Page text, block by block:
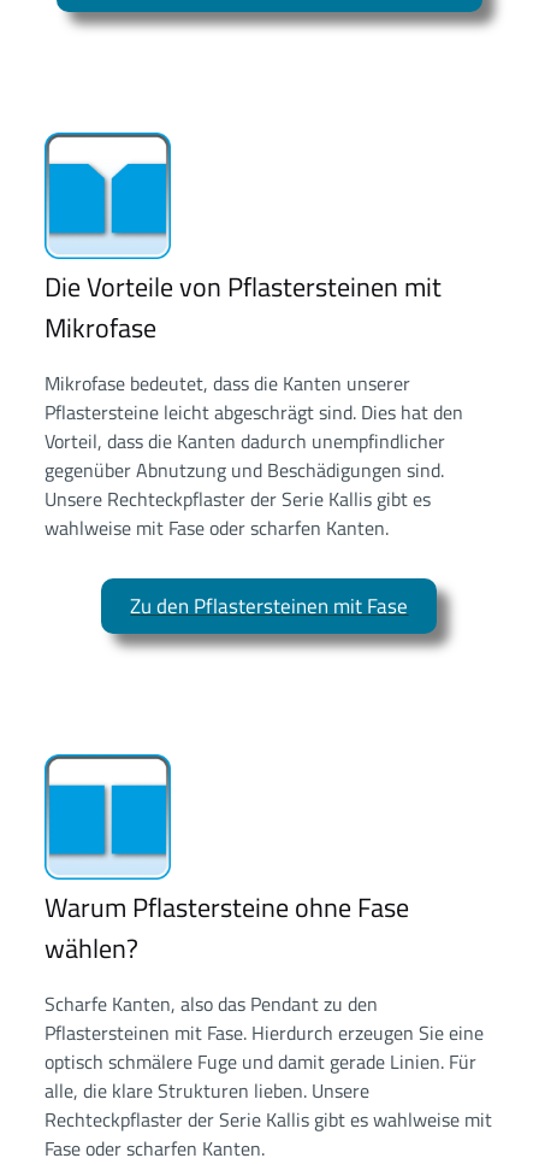
Die Vorteile von Pflastersteinen mit
Mikrofase
Mikrofase bedeutet, dass die Kanten unserer
Pflastersteine leicht abgeschrägt sind. Dies hat den
Vorteil, dass die Kanten dadurch unempfindlicher
gegenüber Abnutzung und Beschädigungen sind.
Unsere Rechteckpflaster der Serie Kallis gibt es
wahlweise mit Fase oder scharfen Kanten.
Zu den Pflastersteinen mit Fase
Warum Pflastersteine ohne Fase
wählen?
Scharfe Kanten, also das Pendant zu den
Pflastersteinen mit Fase. Hierdurch erzeugen Sie eine
optisch schmälere Fuge und damit gerade Linien. Für
alle, die klare Strukturen lieben. Unsere
Rechteckpflaster der Serie Kallis gibt es wahlweise mit
Fase oder scharfen Kanten.